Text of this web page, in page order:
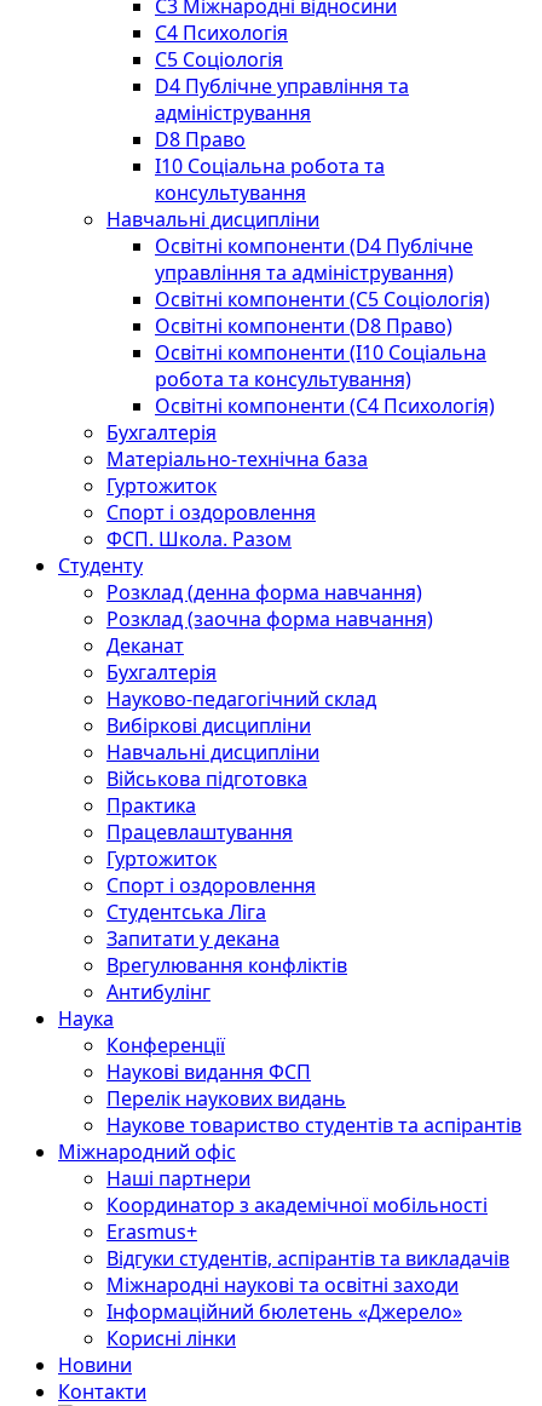
C3 Міжнародні відносини
C4 Психологія
С5 Соціологія
D4 Публічне управління та
адміністрування
D8 Право
I10 Соціальна робота та
консультування
Навчальні дисципліни
Освітні компоненти (D4 Публічне
управління та адміністрування)
Освітні компоненти (С5 Соціологія)
Освітні компоненти (D8 Право)
Освітні компоненти (I10 Соціальна
робота та консультування)
Освітні компоненти (С4 Психологія)
Бухгалтерія
Матеріально-технічна база
Гуртожиток
Спорт і оздоровлення
ФСП. Школа. Разом
Студенту
Розклад (денна форма навчання)
Розклад (заочна форма навчання)
Деканат
Бухгалтерія
Науково-педагогічний склад
Вибіркові дисципліни
Навчальні дисципліни
Військова підготовка
Практика
Працевлаштування
Гуртожиток
Спорт і оздоровлення
Студентська Ліга
Запитати у декана
Врегулювання конфліктів
Антибулінг
Наука
Конференції
Наукові видання ФСП
Перелік наукових видань
Наукове товариство студентів та аспірантів
Міжнародний офіс
Наші партнери
Координатор з академічної мобільності
Erasmus+
Відгуки студентів, аспірантів та викладачів
Міжнародні наукові та освітні заходи
Інформаційний бюлетень «Джерело»
Корисні лінки
Новини
Контакти